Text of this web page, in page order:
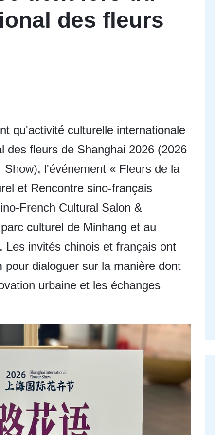
des fleurs
qu'activité culturelle internationale
des fleurs de Shanghai 2026 (2026
l'événement « Fleurs de la
et Rencontre sino-français
French Cultural Salon &
culturel de Minhang et au
Les invités chinois et français ont
dialoguer sur la manière dont
urbaine et les échanges